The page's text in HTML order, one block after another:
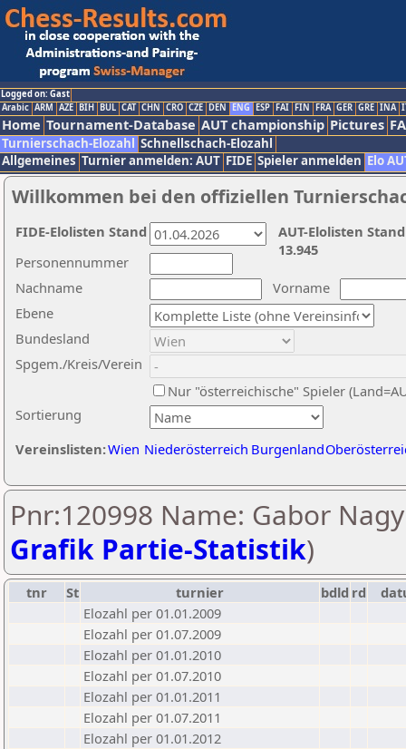
Logged on: Gast
Arabic ARM AZE BIH BUL CAT CHN CRO CZE DEN ENG ESP FAI FIN FRA GER GRE INA
Home Tournament-Database AUT championship Pictures
Turnierschach-Elozahl Schnellschach-Elozahl
Allgemeines Turnier anmelden: AUT FIDE Spieler anmelden Elo
Willkommen bei den offiziellen
Nachname
Vorname
Ebene
Sortierung
Personennummer
Bundesland
Spgem./Kreis/Verein
Nur "österreichische" Spieler
Vereinslisten:Wien Niederösterreich Burgenland
AUT-Elolisten
13.945
FIDE-Elolisten Stand
Pnr:120998 Name: Gabor
Grafik Partie-Statistik)
tnr St turnier bdld rd
Elozahl per 01.01.2009
Elozahl per 01.07.2009
Elozahl per 01.01.2010
Elozahl per 01.07.2010
Elozahl per 01.01.2011
Elozahl per 01.07.2011
Elozahl per 01.01.2012